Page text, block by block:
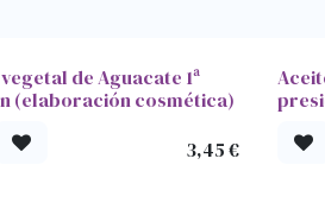
de Aguacate 1ª
(elaboración cosmética)
3,45€